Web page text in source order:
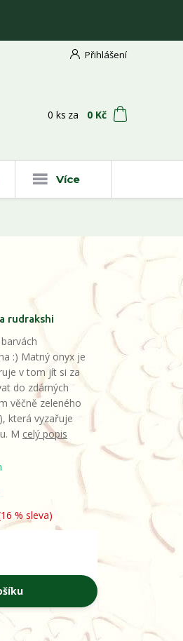
Přihlášení
0 ks za 0 Kč
Více
rudrakshi
:) Matný onyx je
v tom jít si za
do zdárných
věčně zeleného
která vyzařuje
M celý popis
16 % sleva)